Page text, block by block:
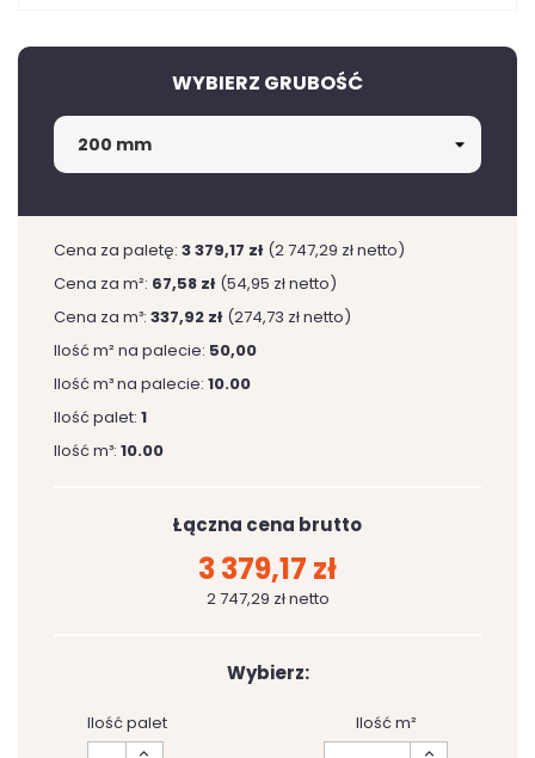
WYBIERZ GRUBOŚĆ
Cena za paletę: 3 379,17 zł (2 747,29 zł netto)
Cena za m²: 67,58 zł (54,95 zł netto)
Cena za m³: 337,92 zł (274,73 zł netto)
Ilość m² na palecie: 50,00
Ilość m³ na palecie: 10.00
Ilość palet: 1
Ilość m³: 10.00
Łączna cena brutto
3 379,17 zł
2 747,29 zł netto
Wybierz:
Ilość palet
Ilość m²